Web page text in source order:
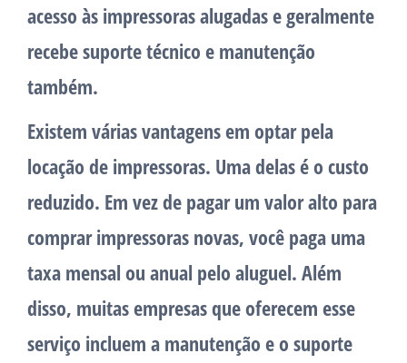
acesso às impressoras alugadas e geralmente
recebe suporte técnico e manutenção
também.
Existem várias vantagens em optar pela
locação de impressoras. Uma delas é o custo
reduzido. Em vez de pagar um valor alto para
comprar impressoras novas, você paga uma
taxa mensal ou anual pelo aluguel. Além
disso, muitas empresas que oferecem esse
serviço incluem a manutenção e o suporte